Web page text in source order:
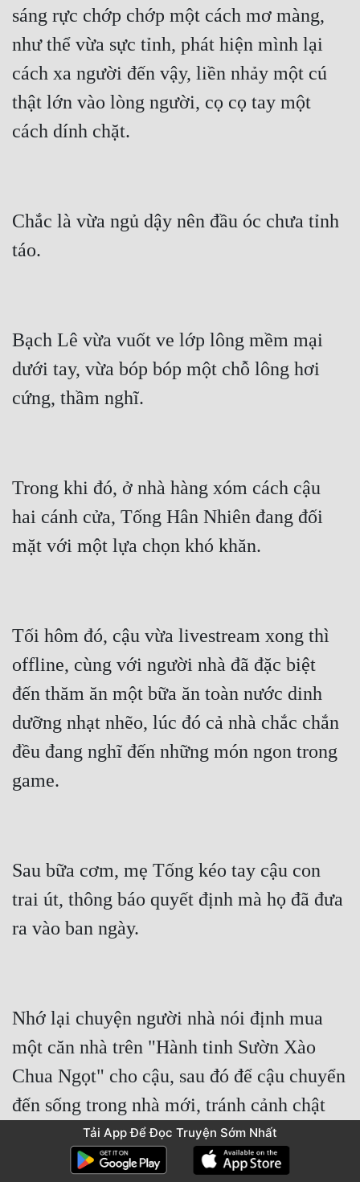
sáng rực chớp chớp một cách mơ màng,
như thể vừa sực tỉnh, phát hiện mình lại
cách xa người đến vậy, liền nhảy một cú
thật lớn vào lòng người, cọ cọ tay một
Chắc là vừa ngủ dậy nên đầu óc chưa tỉnh
Bạch Lê vừa vuốt ve lớp lông mềm mại
dưới tay, vừa bóp bóp một chỗ lông hơi
Trong khi đó, ở nhà hàng xóm cách cậu
hai cánh cửa, Tống Hân Nhiên đang đối
Tối hôm đó, cậu vừa livestream xong thì
offline, cùng với người nhà đã đặc biệt
đến thăm ăn một bữa ăn toàn nước dinh
dưỡng nhạt nhẽo, lúc đó cả nhà chắc chắn
đều đang nghĩ đến những món ngon trong
Sau bữa cơm, mẹ Tống kéo tay cậu con
trai út, thông báo quyết định mà họ đã đưa
Nhớ lại chuyện người nhà nói định mua
một căn nhà trên "Hành tinh Sườn Xào
Chua Ngọt" cho cậu, sau đó để cậu chuyển
đến sống trong nhà mới, tránh cảnh chật
chội trong căn phòng thuê nhỏ bé này,
Tống Hân Nhiên bứt tóc bứt tai một cách
Tải App Để Đọc Truyện Sớm Nhất